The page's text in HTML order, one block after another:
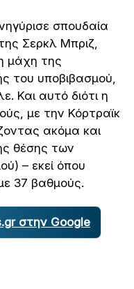
σπουδαία
Σερκλ Μπριζ,
μάχη της
του υποβιβασμού,
Και αυτό διότι η
με την Κόρτραϊκ
ακόμα και
θέσης των
– εκεί όπου
37 βαθμούς.
στην Google